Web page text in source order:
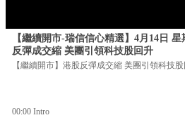
【繼續開市-瑞信信心精選】4月14日
反彈成交縮 美團引領科技股回升
【繼續開市】港股反彈成交縮 美團引領科技
00:00 Intro